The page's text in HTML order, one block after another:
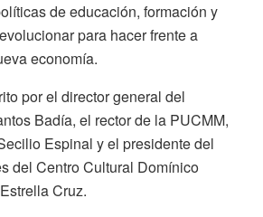
de educación, formación y
para hacer frente a
economía.
por el director general del
Badía, el rector de la PUCMM,
Espinal y el presidente del
del Centro Cultural Domínico
Cruz.